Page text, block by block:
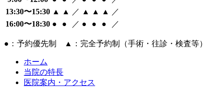
13:30〜15:30 ▲ ▲ ／ ▲ ▲ ▲
／
16:00〜18:30 ● ● ／ ● ● ● ／
●：予約優先制 ▲：完全予約制（手術・往診・検査等）
ホーム
当院の特長
医院案内・アクセス